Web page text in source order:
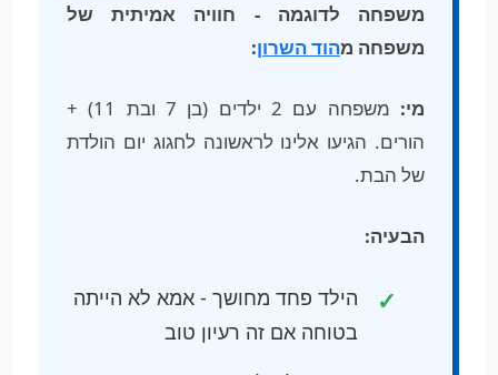
משפחה לדוגמה - חוויה אמיתית של
משפחה מהוד השרון:
מי:
משפחה עם 2 ילדים (בן 7 ובת 11) +
הורים. הגיעו אלינו לראשונה לחגוג יום הולדת
של הבת.
הבעיה:
הילד פחד מחושך - אמא לא הייתה
בטוחה אם זה רעיון טוב